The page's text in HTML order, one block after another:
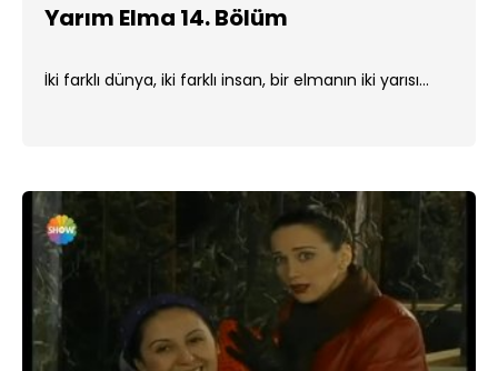
Yarım Elma 14. Bölüm
İki farklı dünya, iki farklı insan, bir elmanın iki yarısı...